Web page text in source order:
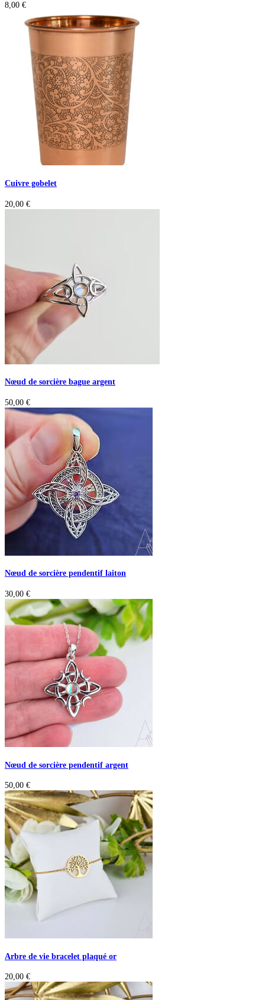
8,00 €
Cuivre gobelet
20,00 €
Nœud de sorcière bague argent
50,00 €
Nœud de sorcière pendentif laiton
30,00 €
Nœud de sorcière pendentif argent
50,00 €
Arbre de vie bracelet plaqué or
20,00 €